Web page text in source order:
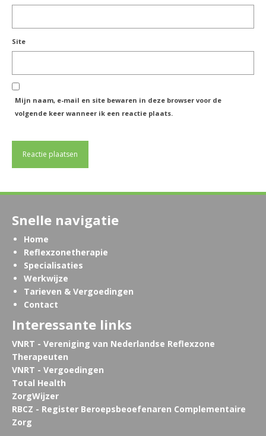
Site
Mijn naam, e-mail en site bewaren in deze browser voor de
volgende keer wanneer ik een reactie plaats.
Snelle navigatie
Home
Reflexzonetherapie
Specialisaties
Werkwijze
Tarieven & Vergoedingen
Contact
Interessante links
VNRT - Vereniging van Nederlandse Reflexzone
Therapeuten
VNRT - Vergoedingen
Total Health
ZorgWijzer
RBCZ - Register Beroepsbeoefenaren Complementaire
Zorg